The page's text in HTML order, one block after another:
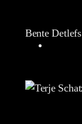
Bente Detlefs